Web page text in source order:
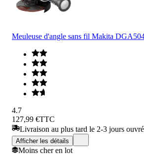
Meuleuse d'angle sans fil Makita
4.7
127,99 €TTC
Livraison au plus tard le 2-3 jours
Afficher les détails
Moins cher en lot